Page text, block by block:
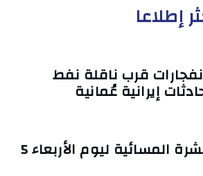
إطلاعا
قرب ناقلة نفط
إيرانية عُمانية
تونس الآن/ النشرة المسائية ليوم الأربعاء 5